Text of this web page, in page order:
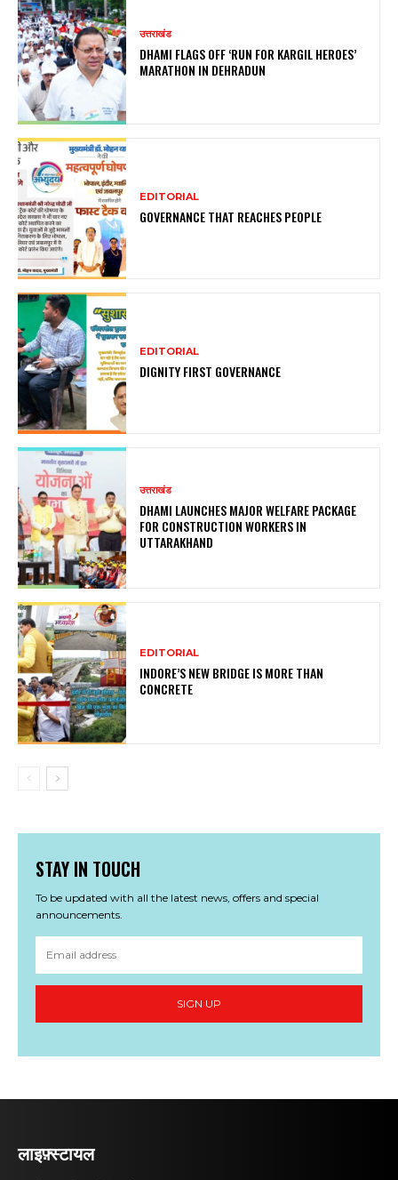
उत्तराखंड
DHAMI FLAGS OFF ‘RUN FOR KARGIL HEROES’
MARATHON IN DEHRADUN
EDITORIAL
GOVERNANCE THAT REACHES PEOPLE
EDITORIAL
DIGNITY FIRST GOVERNANCE
उत्तराखंड
DHAMI LAUNCHES MAJOR WELFARE PACKAGE
FOR CONSTRUCTION WORKERS IN
UTTARAKHAND
EDITORIAL
INDORE’S NEW BRIDGE IS MORE THAN
CONCRETE
STAY IN TOUCH
To be updated with all the latest news, offers and special
announcements.
SIGN UP
लाइफ़्स्टायल